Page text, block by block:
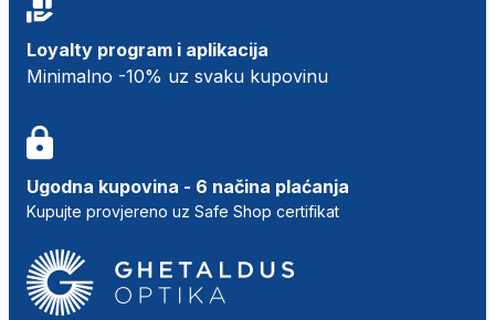
Loyalty program i aplikacija
Minimalno -10% uz svaku kupovinu
Ugodna kupovina - 6 načina plaćanja
Kupujte provjereno uz Safe Shop certifikat